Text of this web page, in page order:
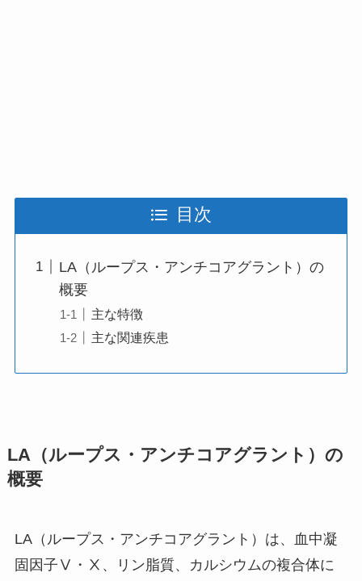
目次
LA（ループス・アンチコアグラント）の
概要
主な特徴
主な関連疾患
LA（ループス・アンチコアグラント）の
概要
LA（ループス・アンチコアグラント）は、血中凝
固因子Ⅴ・Ⅹ、リン脂質、カルシウムの複合体に